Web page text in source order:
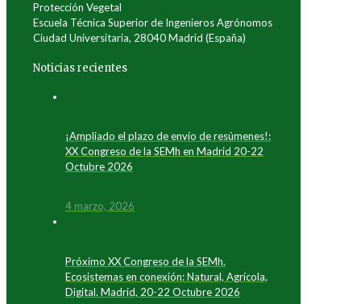
Protección Vegetal
Escuela Técnica Superior de Ingenieros Agrónomos
Ciudad Universitaria, 28040 Madrid (España)
Noticias recientes
¡Ampliado el plazo de envío de resúmenes!:
XX Congreso de la SEMh en Madrid 20-22
Octubre 2026
4 marzo, 2026
Próximo XX Congreso de la SEMh.
Ecosistemas en conexión: Natural, Agrícola,
Digital. Madrid, 20-22 Octubre 2026